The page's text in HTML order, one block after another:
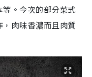
。今次的部分菜式
肉味香濃而且肉質